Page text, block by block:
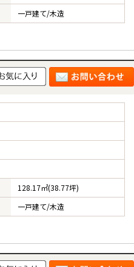
一戸建て/木造
128.17㎡(38.77坪)
一戸建て/木造